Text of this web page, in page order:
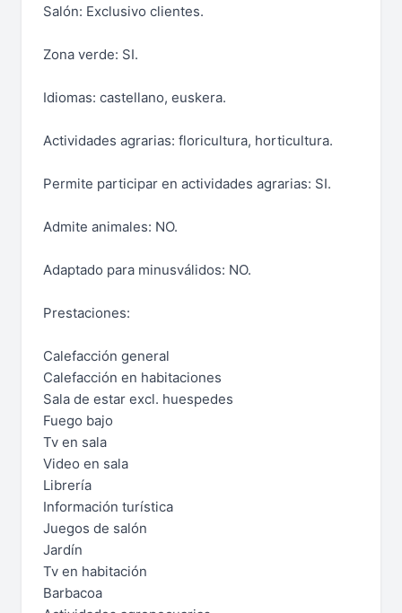
Salón: Exclusivo clientes.
Zona verde: SI.
Idiomas: castellano, euskera.
Actividades agrarias: floricultura, horticultura.
Permite participar en actividades agrarias: SI.
Admite animales: NO.
Adaptado para minusválidos: NO.
Prestaciones:
Calefacción general
Calefacción en habitaciones
Sala de estar excl. huespedes
Fuego bajo
Tv en sala
Video en sala
Librería
Información turística
Juegos de salón
Jardín
Tv en habitación
Barbacoa